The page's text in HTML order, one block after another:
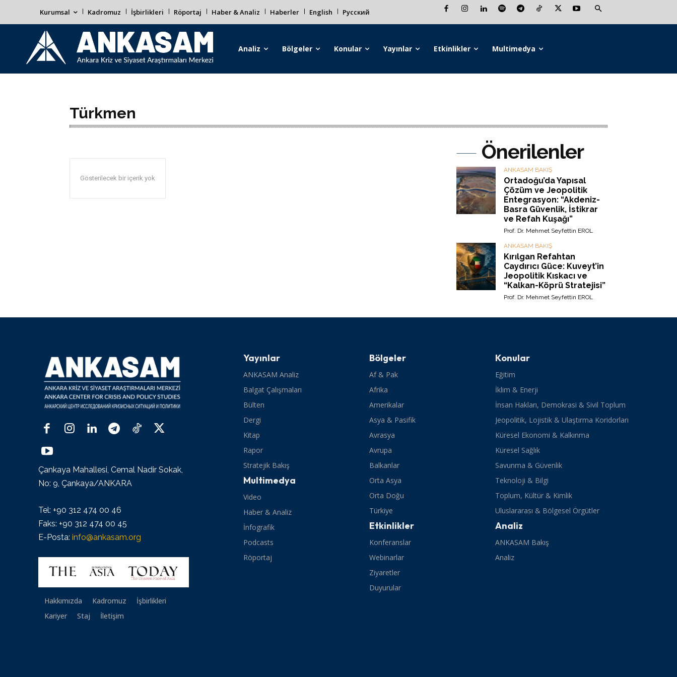
Kurumsal Kadromuz İşbirlikleri Röportaj Haber & Analiz Haberler English Русский
Analiz Bölgeler Konular Yayınlar Etkinlikler Multimedya
Türkmen
Gösterilecek bir içerik yok
Önerilenler
ANKASAM BAKIŞ
Ortadoğu’da Yapısal
Çözüm ve Jeopolitik
Entegrasyon: “Akdeniz-
Basra Güvenlik, İstikrar
ve Refah Kuşağı”
Prof. Dr. Mehmet Seyfettin EROL
ANKASAM BAKIŞ
Kırılgan Refahtan
Caydırıcı Güce: Kuveyt’in
Jeopolitik Kıskacı ve
“Kalkan-Köprü Stratejisi”
Prof. Dr. Mehmet Seyfettin EROL
Çankaya Mahallesi, Cemal Nadir Sokak,
No: 9, Çankaya/ANKARA
Tel: +90 312 474 00 46
Faks: +90 312 474 00 45
E-Posta: info@ankasam.org
Hakkımızda Kadromuz
İşbirlikleri
Kariyer
Staj İletişim
Yayınlar
ANKASAM Analiz
Balgat Çalışmaları
Bülten
Dergi
Kitap
Rapor
Stratejik Bakış
Multimedya
Video
Haber & Analiz
İnfografik
Podcasts
Röportaj
Bölgeler
Af & Pak
Afrika
Amerikalar
Asya & Pasifik
Avrasya
Avrupa
Balkanlar
Orta Asya
Orta Doğu
Türkiye
Etkinlikler
Konferanslar
Webinarlar
Ziyaretler
Duyurular
Konular
Eğitim
İklim & Enerji
İnsan Hakları, Demokrasi & Sivil Toplum
Jeopolitik, Lojistik & Ulaştırma Koridorları
Küresel Ekonomi & Kalkınma
Küresel Sağlık
Savunma & Güvenlik
Teknoloji & Bilgi
Toplum, Kültür & Kimlik
Uluslararası & Bölgesel Örgütler
Analiz
ANKASAM Bakış
Analiz